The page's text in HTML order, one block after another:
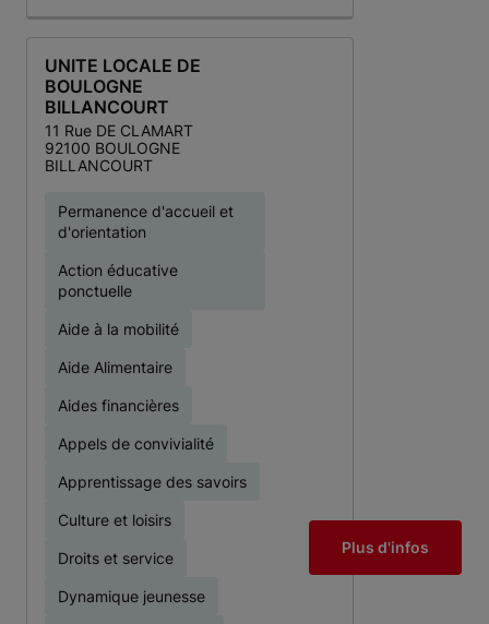
UNITE LOCALE DE
BOULOGNE
BILLANCOURT
11 Rue DE CLAMART
92100 BOULOGNE
BILLANCOURT
Permanence d'accueil et
d'orientation
Action éducative
ponctuelle
Aide à la mobilité
Aide Alimentaire
Aides financières
Appels de convivialité
Apprentissage des savoirs
Culture et loisirs
Droits et service
Dynamique jeunesse
Plus d'infos